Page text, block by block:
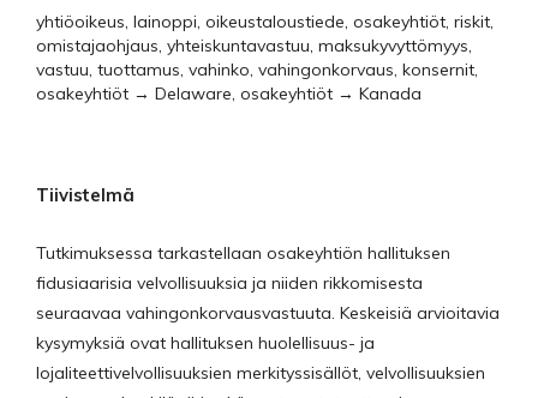
yhtiöoikeus, lainoppi, oikeustaloustiede, osakeyhtiöt, riskit,
omistajaohjaus, yhteiskuntavastuu, maksukyvyttömyys,
vastuu, tuottamus, vahinko, vahingonkorvaus, konsernit,
osakeyhtiöt → Delaware, osakeyhtiöt → Kanada
Tiivistelmä
Tutkimuksessa tarkastellaan osakeyhtiön hallituksen
fidusiaarisia velvollisuuksia ja niiden rikkomisesta
seuraavaa vahingonkorvausvastuuta. Keskeisiä arvioitavia
kysymyksiä ovat hallituksen huolellisuus- ja
lojaliteettivelvollisuuksien merkityssisällöt, velvollisuuksien